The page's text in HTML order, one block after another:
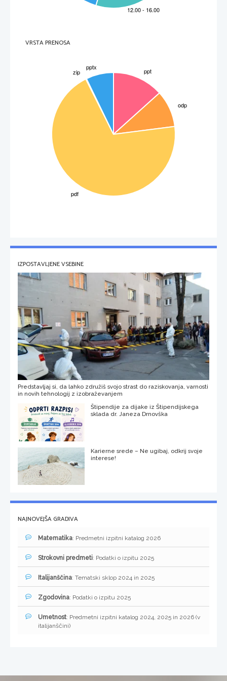
VRSTA PRENOSA
IZPOSTAVLJENE VSEBINE
Predstavljaj si, da lahko združiš svojo strast do raziskovanja, varnosti
in novih tehnologij z izobraževanjem
Štipendije za dijake iz Štipendijskega
sklada dr. Janeza Drnovška
Karierne srede – Ne ugibaj, odkrij svoje
interese!
NAJNOVEJŠA GRADIVA
Matematika: Predmetni izpitni katalog 2026
Strokovni predmeti: Podatki o izpitu 2025
Italijanščina: Tematski sklop 2024 in 2025
Zgodovina: Podatki o izpitu 2025
Umetnost: Predmetni izpitni katalog 2024, 2025 in 2026 (v
italijanščini)